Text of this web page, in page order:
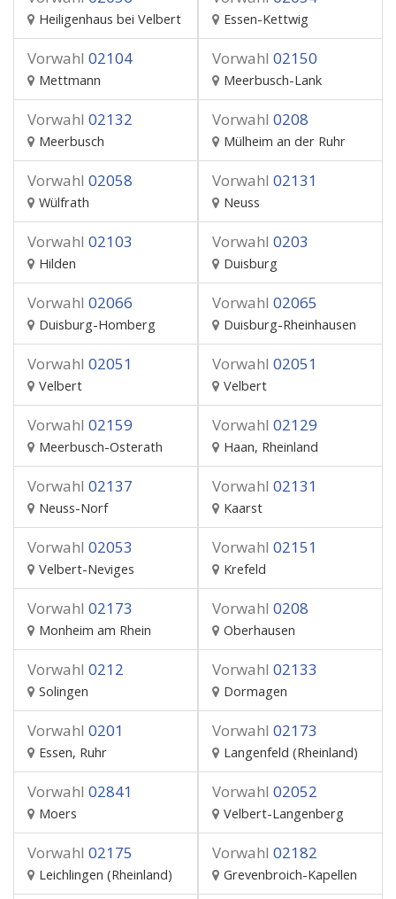
Heiligenhaus bei Velbert Essen-Kettwig
Vorwahl 02104
Mettmann
Vorwahl 02150
Meerbusch-Lank
Vorwahl 02132
Meerbusch
Vorwahl 0208
Mülheim an der Ruhr
Vorwahl 02058
Wülfrath
Vorwahl 02131
Neuss
Vorwahl 02103
Hilden
Vorwahl 0203
Duisburg
Vorwahl 02066
Duisburg-Homberg
Vorwahl 02065
Duisburg-Rheinhausen
Vorwahl 02051
Velbert
Vorwahl 02051
Velbert
Vorwahl 02159
Meerbusch-Osterath
Vorwahl 02129
Haan, Rheinland
Vorwahl 02137
Neuss-Norf
Vorwahl 02131
Kaarst
Vorwahl 02053
Velbert-Neviges
Vorwahl 02151
Krefeld
Vorwahl 02173
Monheim am Rhein
Vorwahl 0208
Oberhausen
Vorwahl 0212
Solingen
Vorwahl 02133
Dormagen
Vorwahl 0201
Essen, Ruhr
Vorwahl 02173
Langenfeld (Rheinland)
Vorwahl 02841
Moers
Vorwahl 02052
Velbert-Langenberg
Vorwahl 02175
Leichlingen (Rheinland)
Vorwahl 02182
Grevenbroich-Kapellen